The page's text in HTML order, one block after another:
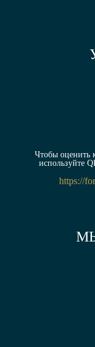
Чтобы оценить
используйте
https://